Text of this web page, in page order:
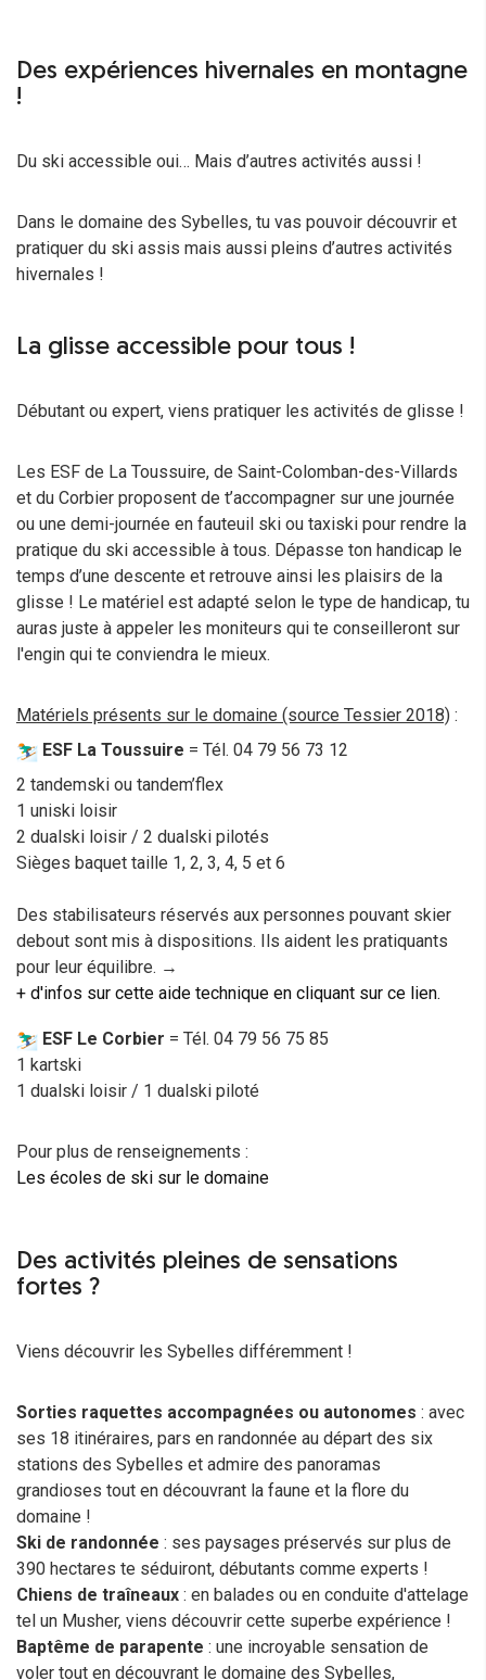
Des expériences hivernales en montagne
!
Du ski accessible oui… Mais d’autres activités aussi !
Dans le domaine des Sybelles, tu vas pouvoir découvrir et
pratiquer du ski assis mais aussi pleins d’autres activités
hivernales !
La glisse accessible pour tous !
Débutant ou expert, viens pratiquer les activités de glisse !
Les ESF de La Toussuire, de Saint-Colomban-des-Villards
et du Corbier proposent de t’accompagner sur une journée
ou une demi-journée en fauteuil ski ou taxiski pour rendre la
pratique du ski accessible à tous. Dépasse ton handicap le
temps d’une descente et retrouve ainsi les plaisirs de la
glisse ! Le matériel est adapté selon le type de handicap, tu
auras juste à appeler les moniteurs qui te conseilleront sur
l'engin qui te conviendra le mieux.
Matériels présents sur le domaine (source Tessier 2018) :
ESF La Toussuire = Tél. 04 79 56 73 12
2 tandemski ou tandem’flex
1 uniski loisir
2 dualski loisir / 2 dualski pilotés
Sièges baquet taille 1, 2, 3, 4, 5 et 6
Des stabilisateurs réservés aux personnes pouvant skier
debout sont mis à dispositions. Ils aident les pratiquants
pour leur équilibre. →
+ d'infos sur cette aide technique en cliquant sur ce lien.
ESF Le Corbier = Tél. 04 79 56 75 85
1 kartski
1 dualski loisir / 1 dualski piloté
Pour plus de renseignements :
Les écoles de ski sur le domaine
Des activités pleines de sensations
fortes ?
Viens découvrir les Sybelles différemment !
Sorties raquettes accompagnées ou autonomes : avec
ses 18 itinéraires, pars en randonnée au départ des six
stations des Sybelles et admire des panoramas
grandioses tout en découvrant la faune et la flore du
domaine !
Ski de randonnée : ses paysages préservés sur plus de
390 hectares te séduiront, débutants comme experts !
Chiens de traîneaux : en balades ou en conduite d'attelage
tel un Musher, viens découvrir cette superbe expérience !
Baptême de parapente : une incroyable sensation de
voler tout en découvrant le domaine des Sybelles,